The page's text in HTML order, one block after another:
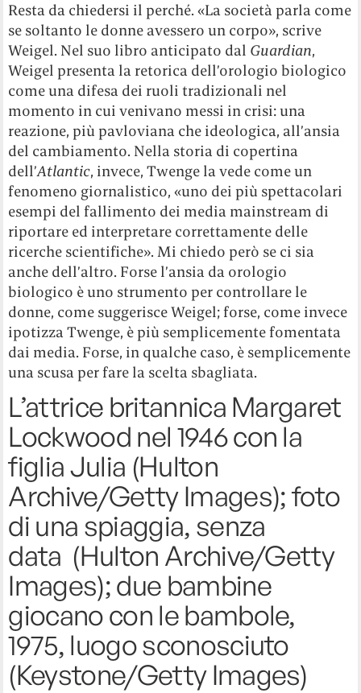
Resta da chiedersi il perché. «La società parla come
se soltanto le donne avessero un corpo», scrive
Weigel. Nel suo libro anticipato dal Guardian,
Weigel presenta la retorica dell’orologio biologico
come una difesa dei ruoli tradizionali nel
momento in cui venivano messi in crisi: una
reazione, più pavloviana che ideologica, all’ansia
del cambiamento. Nella storia di copertina
dell’Atlantic, invece, Twenge la vede come un
fenomeno giornalistico, «uno dei più spettacolari
esempi del fallimento dei media mainstream di
riportare ed interpretare correttamente delle
ricerche scientifiche». Mi chiedo però se ci sia
anche dell’altro. Forse l’ansia da orologio
biologico è uno strumento per controllare le
donne, come suggerisce Weigel; forse, come invece
ipotizza Twenge, è più semplicemente fomentata
dai media. Forse, in qualche caso, è semplicemente
una scusa per fare la scelta sbagliata.
L’attrice britannica Margaret
Lockwood nel 1946 con la
figlia Julia (Hulton
Archive/Getty Images); foto
di una spiaggia, senza
data (Hulton Archive/Getty
Images); due bambine
giocano con le bambole,
1975, luogo sconosciuto
(Keystone/Getty Images)